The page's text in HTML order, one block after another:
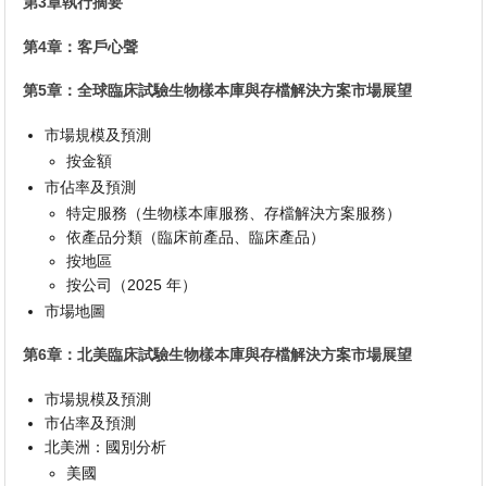
第4章：客戶心聲
第5章：全球臨床試驗生物樣本庫與存檔解決方案市場展望
市場規模及預測
按金額
市佔率及預測
特定服務（生物樣本庫服務、存檔解決方案服務）
依產品分類（臨床前產品、臨床產品）
按地區
按公司（2025 年）
市場地圖
第6章：北美臨床試驗生物樣本庫與存檔解決方案市場展望
市場規模及預測
市佔率及預測
北美洲：國別分析
美國